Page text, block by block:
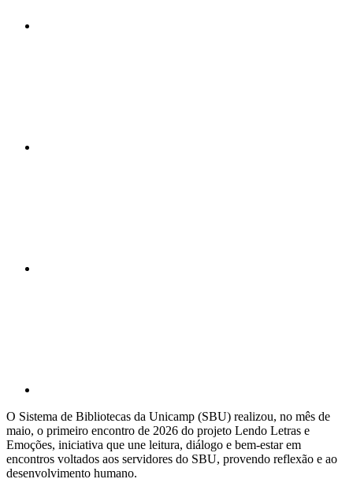
O Sistema de Bibliotecas da Unicamp (SBU) realizou, no mês de
maio, o primeiro encontro de 2026 do projeto Lendo Letras e
Emoções, iniciativa que une leitura, diálogo e bem-estar em
encontros voltados aos servidores do SBU, provendo reflexão e ao
desenvolvimento humano.